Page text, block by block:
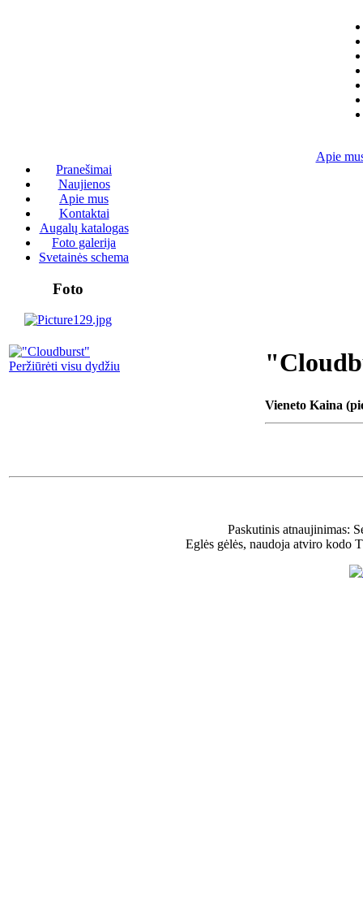
Pranešimai
Naujienos
Apie mus
Kontaktai
Augalų katalogas
Foto galerija
Svetainės schema
Foto
Apie
Peržiūrėti visu dydžiu
Vieneto Kaina
Paskutinis atnaujinimas:
Eglės gėlės, naudoja atviro kodo